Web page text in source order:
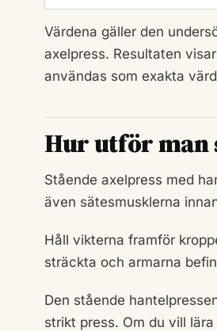
Värdena gäller den
axelpress. Resultaten
användas som exakta
Hur utför man
Stående axelpress med
även sätesmusklerna
Håll vikterna framför
sträckta och armarna
Den stående
strikt press. Om du vill